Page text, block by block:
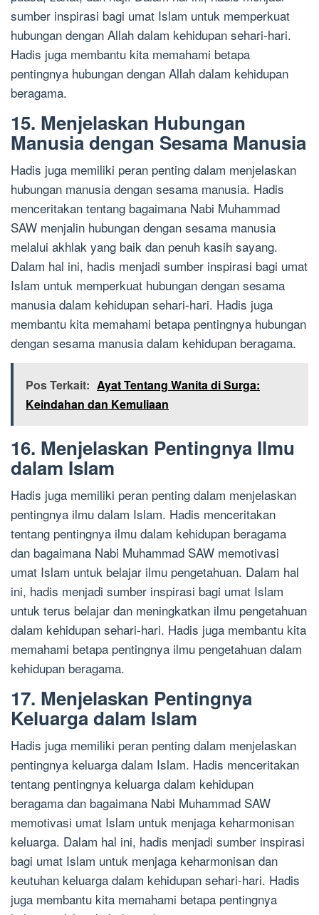
sumber inspirasi bagi umat Islam untuk memperkuat
hubungan dengan Allah dalam kehidupan sehari-hari.
Hadis juga membantu kita memahami betapa
pentingnya hubungan dengan Allah dalam kehidupan
beragama.
15. Menjelaskan Hubungan
Manusia dengan Sesama Manusia
Hadis juga memiliki peran penting dalam menjelaskan
hubungan manusia dengan sesama manusia. Hadis
menceritakan tentang bagaimana Nabi Muhammad
SAW menjalin hubungan dengan sesama manusia
melalui akhlak yang baik dan penuh kasih sayang.
Dalam hal ini, hadis menjadi sumber inspirasi bagi umat
Islam untuk memperkuat hubungan dengan sesama
manusia dalam kehidupan sehari-hari. Hadis juga
membantu kita memahami betapa pentingnya hubungan
dengan sesama manusia dalam kehidupan beragama.
Pos Terkait: Ayat Tentang Wanita di Surga:
Keindahan dan Kemuliaan
16. Menjelaskan Pentingnya Ilmu
dalam Islam
Hadis juga memiliki peran penting dalam menjelaskan
pentingnya ilmu dalam Islam. Hadis menceritakan
tentang pentingnya ilmu dalam kehidupan beragama
dan bagaimana Nabi Muhammad SAW memotivasi
umat Islam untuk belajar ilmu pengetahuan. Dalam hal
ini, hadis menjadi sumber inspirasi bagi umat Islam
untuk terus belajar dan meningkatkan ilmu pengetahuan
dalam kehidupan sehari-hari. Hadis juga membantu kita
memahami betapa pentingnya ilmu pengetahuan dalam
kehidupan beragama.
17. Menjelaskan Pentingnya
Keluarga dalam Islam
Hadis juga memiliki peran penting dalam menjelaskan
pentingnya keluarga dalam Islam. Hadis menceritakan
tentang pentingnya keluarga dalam kehidupan
beragama dan bagaimana Nabi Muhammad SAW
memotivasi umat Islam untuk menjaga keharmonisan
keluarga. Dalam hal ini, hadis menjadi sumber inspirasi
bagi umat Islam untuk menjaga keharmonisan dan
keutuhan keluarga dalam kehidupan sehari-hari. Hadis
juga membantu kita memahami betapa pentingnya